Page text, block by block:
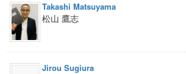
Takashi Matsuyama
松山 鷹志
Jirou Sugiura